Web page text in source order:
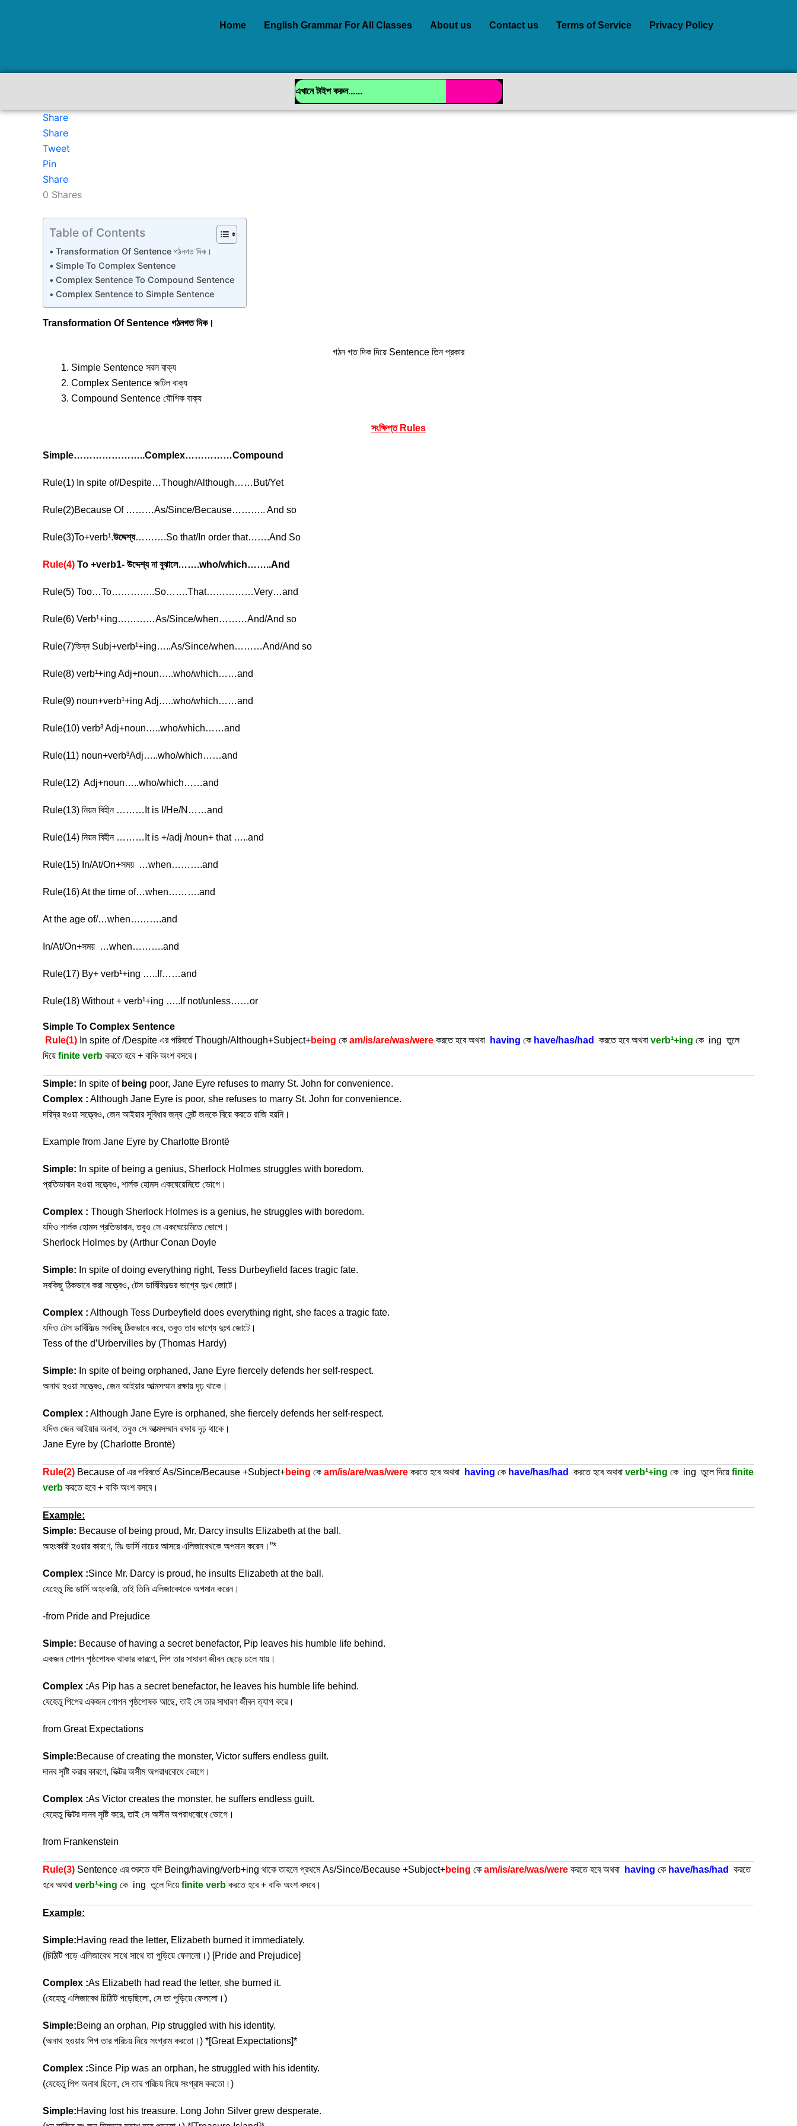
Home English Grammar For All Classes About us Contact us Terms of Service Privacy Policy
Share
Share
Tweet
Pin
Share
0 Shares
Table of Contents
Transformation Of Sentence গঠনগত দিক।
Simple To Complex Sentence
Complex Sentence To Compound Sentence
Complex Sentence to Simple Sentence
Transformation Of Sentence গঠনগত দিক।
গঠন গত দিক দিয়ে Sentence তিন প্রকার
Simple Sentence সরল বাক্য
Complex Sentence জটিল বাক্য
Compound Sentence যৌগিক বাক্য
সংক্ষিপ্ত Rules
Simple…………………..Complex……………Compound
Rule(1) In spite of/Despite…Though/Although……But/Yet
Rule(2)Because Of ………As/Since/Because……….. And so
Rule(3)To+verb¹.উদ্দেশ্য……….So that/In order that…….And So
Rule(4) To +verb1- উদ্দেশ্য না বুঝালে…….who/which……..And
Rule(5) Too…To…………..So…….That……………Very…and
Rule(6) Verb¹+ing…………As/Since/when………And/And so
Rule(7)ভিন্ন Subj+verb¹+ing…..As/Since/when………And/And so
Rule(8) verb¹+ing Adj+noun…..who/which……and
Rule(9) noun+verb¹+ing Adj…..who/which……and
Rule(10) verb³ Adj+noun…..who/which……and
Rule(11) noun+verb³Adj…..who/which……and
Rule(12) Adj+noun…..who/which……and
Rule(13) নিয়ম বিহীন ………It is I/He/N……and
Rule(14) নিয়ম বিহীন ………It is +/adj /noun+ that …..and
Rule(15) In/At/On+সময় …when……….and
Rule(16) At the time of…when……….and
At the age of/…when……….and
In/At/On+সময় …when……….and
Rule(17) By+ verb¹+ing …..If……and
Rule(18) Without + verb¹+ing …..If not/unless……or
Simple To Complex Sentence
Rule(1) In spite of /Despite এর পরিবর্তে Though/Although+Subject+being কে am/is/are/was/were করতে হবে অথবা having কে have/has/had করতে হবে অথবা verb¹+ing কে ing তুলে
দিয়ে finite verb করতে হবে + বাকি অংশ বসবে।
Simple: In spite ofbeing poor, Jane Eyre refuses to marry St. John for convenience.
Complex : Although Jane Eyre is poor, she refuses to marry St. John for convenience.
দরিদ্র হওয়া সত্ত্বেও, জেন আইয়ার সুবিধার জন্য সেন্ট জনকে বিয়ে করতে রাজি হয়নি।
Example from Jane Eyre by Charlotte Brontë
Simple: In spite of being a genius, Sherlock Holmes struggles with boredom.
প্রতিভাবান হওয়া সত্ত্বেও, শার্লক হোমস একঘেয়েমিতে ভোগে।
Complex : Though Sherlock Holmes is a genius, he struggles with boredom.
যদিও শার্লক হোমস প্রতিভাবান, তবুও সে একঘেয়েমিতে ভোগে।
Sherlock Holmes by (Arthur Conan Doyle
Simple: In spite of doing everything right, Tess Durbeyfield faces tragic fate.
সবকিছু ঠিকভাবে করা সত্ত্বেও, টেস ডার্বিফিল্ডের ভাগ্যে দুঃখ জোটে।
Complex : Although Tess Durbeyfield does everything right, she faces a tragic fate.
যদিও টেস ডার্বিফিল্ড সবকিছু ঠিকভাবে করে, তবুও তার ভাগ্যে দুঃখ জোটে।
Tess of the d’Urbervilles by (Thomas Hardy)
Simple: In spite of being orphaned, Jane Eyre fiercely defends her self-respect.
অনাথ হওয়া সত্ত্বেও, জেন আইয়ার আত্মসম্মান রক্ষায় দৃঢ় থাকে।
Complex : Although Jane Eyre is orphaned, she fiercely defends her self-respect.
যদিও জেন আইয়ার অনাথ, তবুও সে আত্মসম্মান রক্ষায় দৃঢ় থাকে।
Jane Eyre by (Charlotte Brontë)
Rule(2) Because of এর পরিবর্তে As/Since/Because +Subject+being কে am/is/are/was/were করতে হবে অথবা having কে have/has/had করতে হবে অথবা verb¹+ing কে ing তুলে দিয়ে finite
verb করতে হবে + বাকি অংশ বসবে।
Example:
Simple: Because of being proud, Mr. Darcy insults Elizabeth at the ball.
অহংকারী হওয়ার কারণে, মিঃ ডার্সি নাচের আসরে এলিজাবেথকে অপমান করেন।”*
Complex :Since Mr. Darcy is proud, he insults Elizabeth at the ball.
যেহেতু মিঃ ডার্সি অহংকারী, তাই তিনি এলিজাবেথকে অপমান করেন।
-from Pride and Prejudice
Simple: Because of having a secret benefactor, Pip leaves his humble life behind.
একজন গোপন পৃষ্ঠপোষক থাকার কারণে, পিপ তার সাধারণ জীবন ছেড়ে চলে যায়।
Complex :As Pip has a secret benefactor, he leaves his humble life behind.
যেহেতু পিপের একজন গোপন পৃষ্ঠপোষক আছে, তাই সে তার সাধারণ জীবন ত্যাগ করে।
from Great Expectations
Simple:Because of creating the monster, Victor suffers endless guilt.
দানব সৃষ্টি করার কারণে, ভিক্টর অসীম অপরাধবোধে ভোগে।
Complex :As Victor creates the monster, he suffers endless guilt.
যেহেতু ভিক্টর দানব সৃষ্টি করে, তাই সে অসীম অপরাধবোধে ভোগে।
from Frankenstein
Rule(3) Sentence এর শুরুতে যদি Being/having/verb+ing থাকে তাহলে প্রথমে As/Since/Because +Subject+being কে am/is/are/was/were করতে হবে অথবা having কে have/has/had
করতে
হবে অথবা verb¹+ing কে ing তুলে দিয়ে finite verb করতে হবে + বাকি অংশ বসবে।
Example:
Simple:Having read the letter, Elizabeth burned it immediately.
(চিঠিটি পড়ে এলিজাবেথ সাথে সাথে তা পুড়িয়ে ফেললো।) [Pride and Prejudice]
Complex :As Elizabeth had read the letter, she burned it.
(যেহেতু এলিজাবেথ চিঠিটি পড়েছিলো, সে তা পুড়িয়ে ফেললো।)
Simple:Being an orphan, Pip struggled with his identity.
(অনাথ হওয়ায় পিপ তার পরিচয় নিয়ে সংগ্রাম করতো।) *[Great Expectations]*
Complex :Since Pip was an orphan, he struggled with his identity.
(যেহেতু পিপ অনাথ ছিলো, সে তার পরিচয় নিয়ে সংগ্রাম করতো।)
Simple:Having lost his treasure, Long John Silver grew desperate.